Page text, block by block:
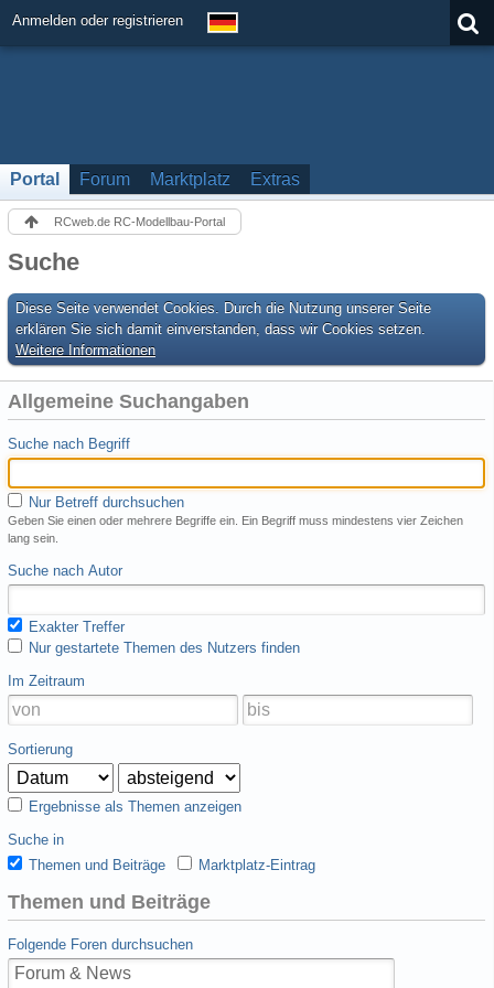
Anmelden oder registrieren
Portal Forum Marktplatz Extras
RCweb.de RC-Modellbau-Portal
Suche
Diese Seite verwendet Cookies. Durch die Nutzung unserer Seite
erklären Sie sich damit einverstanden, dass wir Cookies setzen.
Weitere Informationen
Allgemeine Suchangaben
Suche nach Begriff
Nur Betreff durchsuchen
Geben Sie einen oder mehrere Begriffe ein. Ein Begriff muss mindestens vier Zeichen
lang sein.
Suche nach Autor
Exakter Treffer
Nur gestartete Themen des Nutzers finden
Im Zeitraum
Sortierung
Ergebnisse als Themen anzeigen
Suche in
Themen und Beiträge
Marktplatz-Eintrag
Themen und Beiträge
Folgende Foren durchsuchen